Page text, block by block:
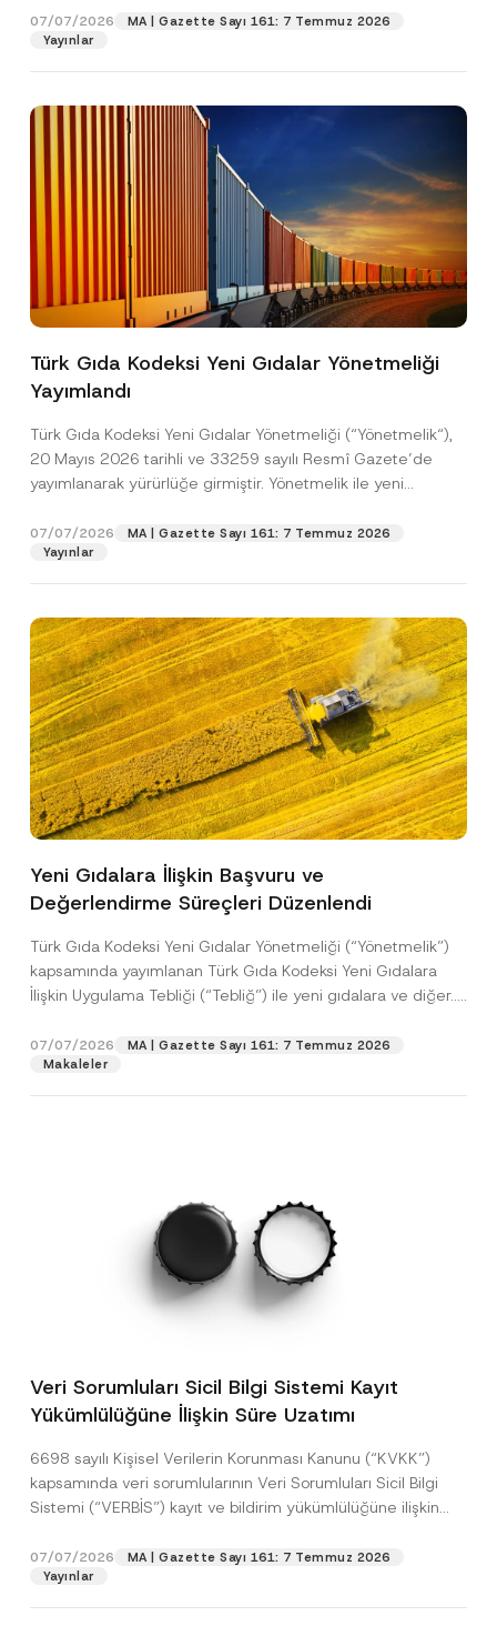
07/07/2026
MA | Gazette Sayı 161: 7 Temmuz 2026
Yayınlar
Türk Gıda Kodeksi Yeni Gıdalar Yönetmeliği
Yayımlandı
Türk Gıda Kodeksi Yeni Gıdalar Yönetmeliği (“Yönetmelik“),
20 Mayıs 2026 tarihli ve 33259 sayılı Resmî Gazete’de
yayımlanarak yürürlüğe girmiştir. Yönetmelik ile yeni
07/07/2026
MA | Gazette Sayı 161: 7 Temmuz 2026
Yayınlar
Yeni Gıdalara İlişkin Başvuru ve
Değerlendirme Süreçleri Düzenlendi
Türk Gıda Kodeksi Yeni Gıdalar Yönetmeliği (“Yönetmelik”)
kapsamında yayımlanan Türk Gıda Kodeksi Yeni Gıdalara
İlişkin Uygulama Tebliği (“Tebliğ”) ile yeni gıdalara ve diğer...
07/07/2026
MA | Gazette Sayı 161: 7 Temmuz 2026
Makaleler
Veri Sorumluları Sicil Bilgi Sistemi Kayıt
Yükümlülüğüne İlişkin Süre Uzatımı
6698 sayılı Kişisel Verilerin Korunması Kanunu (“KVKK”)
kapsamında veri sorumlularının Veri Sorumluları Sicil Bilgi
Sistemi (“VERBİS”) kayıt ve bildirim yükümlülüğüne ilişkin
07/07/2026
MA | Gazette Sayı 161: 7 Temmuz 2026
Yayınlar
Pozisyon
E-Posta Adresi
Telefon Numarası
P
i
v
a
c
o
t
c
*
Bu iletişim formu aracılığıyla sağlanan kişisel
anladım.
A
p
o
v
*
Bu iletişim formunu göndererek,aydınlatma
metninde açıklanan şekilde kişisel verilerimin